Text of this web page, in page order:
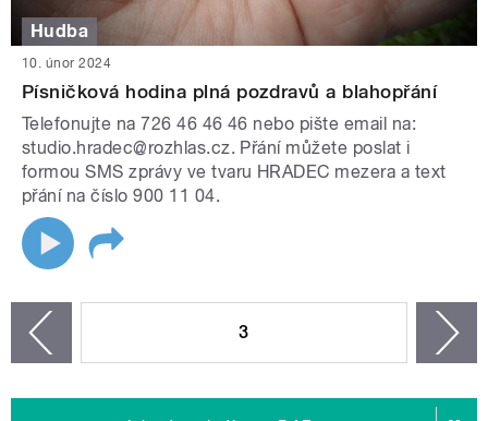
Hudba
10. únor 2024
Písničková hodina plná pozdravů a blahopřání
Telefonujte na 726 46 46 46 nebo pište email na:
studio.hradec@rozhlas.cz. Přání můžete poslat i
formou SMS zprávy ve tvaru HRADEC mezera a text
přání na číslo 900 11 04.
3